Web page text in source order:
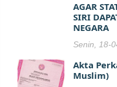
AGAR
SIRI
NEGARA
Senin, 18-
Akta
Muslim)